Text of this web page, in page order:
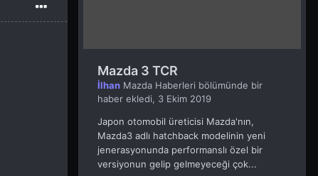
Mazda 3 TCR
İlhan Mazda Haberleri bölümünde bir
haber ekledi, 3 Ekim 2019
Japon otomobil üreticisi Mazda'nın,
Mazda3 adlı hatchback modelinin yeni
jenerasyonunda performanslı özel bir
versiyonun gelip gelmeyeceği çok...